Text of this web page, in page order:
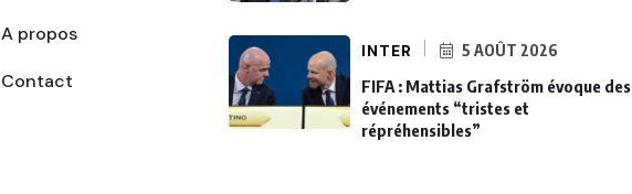
A propos
Contact
INTER 5 AOÛT 2026
FIFA : Mattias Grafström évoque des
événements “tristes et
répréhensibles”